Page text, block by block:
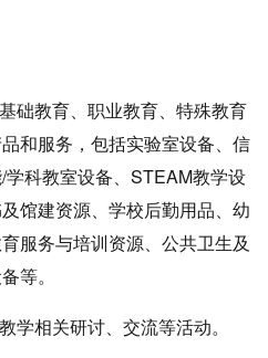
教育、职业教育、特殊教育
和服务，包括实验室设备、信
科教室设备、STEAM教学设
馆建资源、学校后勤用品、幼
服务与培训资源、公共卫生及
等。
相关研讨、交流等活动。